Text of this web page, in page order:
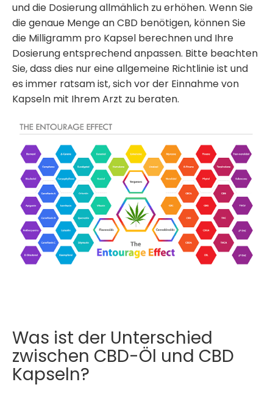
und die Dosierung allmählich zu erhöhen. Wenn Sie
die genaue Menge an CBD benötigen, können Sie
die Milligramm pro Kapsel berechnen und Ihre
Dosierung entsprechend anpassen. Bitte beachten
Sie, dass dies nur eine allgemeine Richtlinie ist und
es immer ratsam ist, sich vor der Einnahme von
Kapseln mit Ihrem Arzt zu beraten.
Was ist der Unterschied
zwischen CBD-Öl und CBD
Kapseln?